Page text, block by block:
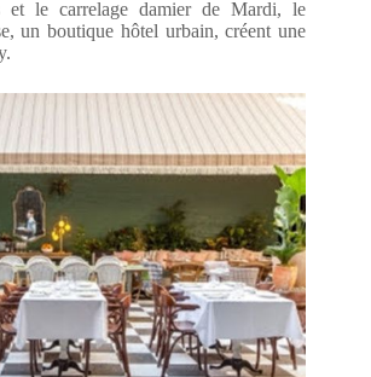
et le carrelage damier de Mardi, le
un boutique hôtel urbain, créent une